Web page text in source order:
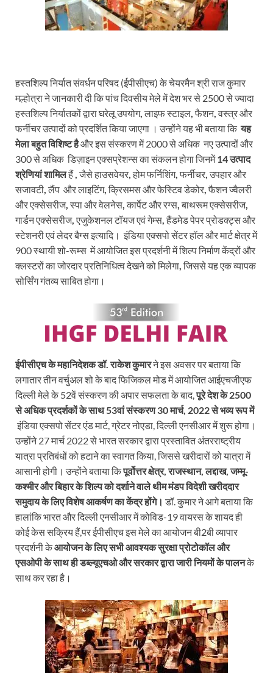
हस्तशिल्प निर्यात संवर्धन परिषद (ईपीसीएच) के चेयरमैन श्री राज कुमार
मल्होत्रा ने जानकारी दी कि पांच दिवसीय मेले में देश भर से 2500 से ज्यादा
हस्तशिल्प निर्यातकों द्वारा घरेलू उपयोग,लाइफ स्टाइल,फैशन,वस्त्र और
फर्नीचर उत्पादों को प्रदर्शित किया जाएगा । उन्होंने यह भी बताया कियह
मेला बहुत विशिष्ट हैऔर इस संस्करण में 2000 से अधिक नए उत्पादों और
300 से अधिक डिज़ाइन एक्सप्रेशन्स का संकलन होगा जिनमें14 उत्पाद
श्रेणियां शामिलहैं,जैसे हाउसवेयर,होम फर्निशिंग,फर्नीचर,उपहार और
सजावटी,लैंप और लाइटिंग,क्रिसमस और फेस्टिव डेकोर,फैशन ज्वैलरी
और एक्सेसरीज,स्पा और वेलनेस,कार्पेट और रग्स,बाथरूम एक्सेसरीज,
गार्डन एक्सेसरीज,एजुकेशनल टॉयज एवं गेम्स,हैंडमेड पेपर प्रोडक्ट्स और
स्टेशनरी एवं लेदर बैग्स इत्यादि। इंडिया एक्सपो सेंटर हॉल और मार्ट क्षेत्र में
900 स्थायी शो-रूम्स में आयोजित इस प्रदर्शनी में शिल्प निर्माण केंद्रों और
क्लस्टरों का जोरदार प्रतिनिधित्व देखने को मिलेगा,जिससे यह एक व्यापक
सोर्सिंग गंतव्य साबित होगा।
ईपीसीएच के महानिदेशक डॉ. राकेश कुमारने इस अवसर पर बताया कि
लगातार तीन वर्चुअल शो के बाद फिजिकल मोड में आयोजित आईएचजीएफ
दिल्ली मेले के 52वें संस्करण की अपार सफलता के बाद,पूरे देश के2500
से अधिक प्रदर्शकों के साथ53वां संस्करण30मार्च, 2022से भव्य रूप में
इंडिया एक्सपो सेंटर एंड मार्ट, ग्रेटर नोएडा, दिल्ली एनसीआर में शुरू होगा।
उन्होंने 27 मार्च 2022 से भारत सरकार द्वारा प्रस्तावित अंतरराष्ट्रीय
यात्रा प्रतिबंधों को हटाने का स्वागत किया, जिससे खरीदारों को यात्रा में
आसानी होगी। उन्होंने बताया किपूर्वोत्तर क्षेत्र,राजस्थान,लद्दाख,जम्मू-
कश्मीर और बिहार के शिल्प को दर्शाने वाले थीम मंडप विदेशी खरीददार
समुदाय के लिए विशेष आकर्षण का केंद्र होंगे।डॉ. कुमार ने आगे बताया कि
हालांकि भारत और दिल्ली एनसीआर में कोविड-19 वायरस के शायद ही
कोई केस सक्रिय हैं,पर ईपीसीएच इस मेले का आयोजन बी2बी व्यापार
प्रदर्शनी केआयोजन के लिए सभी आवश्यक सुरक्षा प्रोटोकॉल और
एसओपी के साथ ही डब्ल्यूएचओ और सरकार द्वारा जारी नियमों के पालनके
साथ कर रहा है।